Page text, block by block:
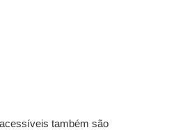
também são